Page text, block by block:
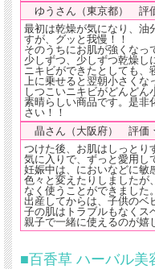
ゆうさん（東京都）
最初は乾燥が気になり、油
すが、グッと我慢！！
そのうちにお肌が強くなっ
少しずつ、少しずつ乾燥し
ニキビができたとしても、
上に乗せると翌朝小さくな
しつこいニキビがどんどん
素晴らしい商品です。是非
さい！！
晶さん（大阪府）
つけた後、お肌はしっとり
気に入りで、ずっと愛用し
妊娠中は、においなどに敏
色々と変えたりしましたが
なく使うことができました。
出産してからは、子供のベ
子の肌はトラブルもなくス
親子で一緒に使えるのが嬉
■百香草 ハーバル美